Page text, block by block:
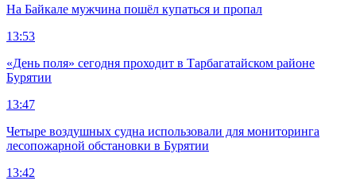
На Байкале мужчина пошёл купаться и пропал
13:53
«День поля» сегодня проходит в Тарбагатайском районе
Бурятии
13:47
Четыре воздушных судна использовали для мониторинга
лесопожарной обстановки в Бурятии
13:42